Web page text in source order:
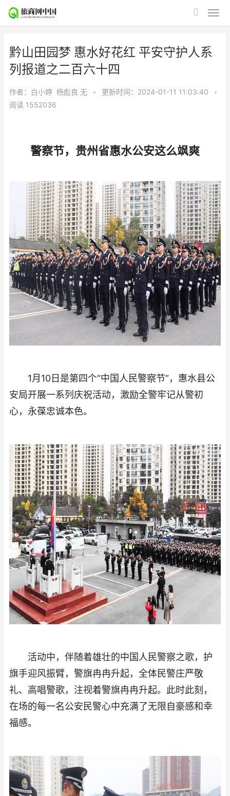
黔山田园梦 惠水好花红 平安守护人系
列报道之二百六十四
作者：白小婷 杨彪良 无 • 更新时间：2024-01-11 11:03:40
•
阅读 1552036
警察节，贵州省惠水公安这么飒爽
1月10日是第四个“中国人民警察节”，惠水县公
安局开展一系列庆祝活动，激励全警牢记从警初
心，永葆忠诚本色。
活动中，伴随着雄壮的中国人民警察之歌，护
旗手迎风振臂，警旗冉冉升起，全体民警庄严敬
礼、高唱警歌，注视着警旗冉冉升起。此时此刻，
在场的每一名公安民警心中充满了无限自豪感和幸
福感。